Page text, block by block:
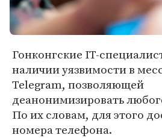
Гонконгские IT-
наличии уязвимости в
Telegram, позволяющей
деанонимизировать
По их словам, для этого
номера телефона.